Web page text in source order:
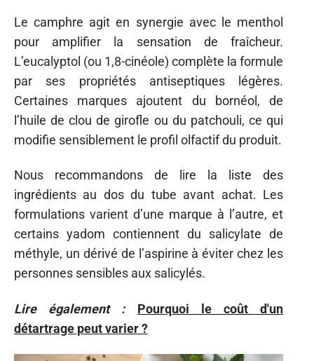
Le camphre agit en synergie avec le menthol
pour amplifier la sensation de fraîcheur.
L’eucalyptol (ou 1,8-cinéole) complète la formule
par ses propriétés antiseptiques légères.
Certaines marques ajoutent du bornéol, de
l’huile de clou de girofle ou du patchouli, ce qui
modifie sensiblement le profil olfactif du produit.
Nous recommandons de lire la liste des
ingrédients au dos du tube avant achat. Les
formulations varient d’une marque à l’autre, et
certains yadom contiennent du salicylate de
méthyle, un dérivé de l’aspirine à éviter chez les
personnes sensibles aux salicylés.
Lire également :
Pourquoi le coût d'un
détartrage peut varier ?